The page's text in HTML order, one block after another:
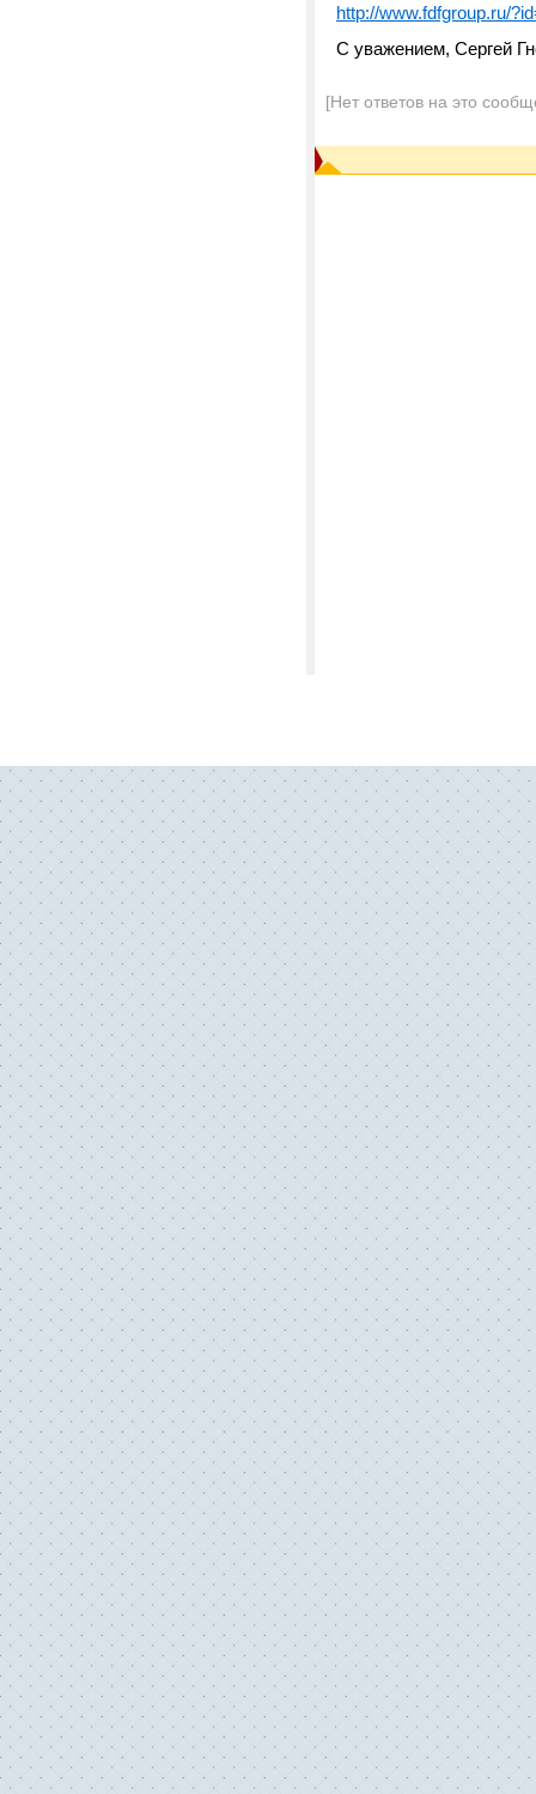
http://www.fdfgroup.ru/
С уважением, Сергей
[Нет ответов на это